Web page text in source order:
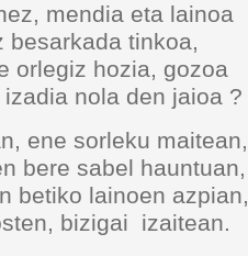
mendia eta lainoa
besarkada tinkoa,
orlegiz hozia, gozoa
nola den jaioa ?
ene sorleku maitean,
bere sabel hauntuan,
betiko lainoen azpian,
bizigai izaitean.